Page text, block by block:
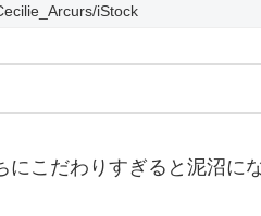
iStock
こだわりすぎると泥沼に